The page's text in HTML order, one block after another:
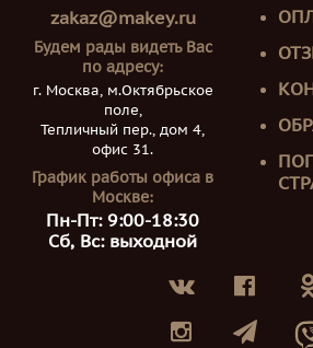
zakaz@makey.ru
Будем рады видеть Вас
по адресу:
г. Москва, м.Октябрьское
поле,
Тепличный пер., дом 4,
офис 31.
График работы офиса в
Москве:
Пн-Пт: 9:00-18:30
Сб, Вс: выходной